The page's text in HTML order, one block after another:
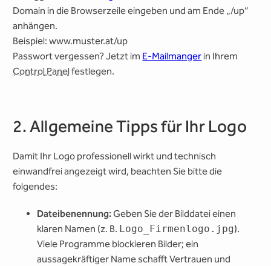
Domain in die Browserzeile eingeben und am Ende „/up“
anhängen.
Beispiel: www.muster.at/up
Passwort vergessen? Jetzt im E-Mailmanger in Ihrem
Control Panel festlegen.
2. Allgemeine Tipps für Ihr Logo
Damit Ihr Logo professionell wirkt und technisch
einwandfrei angezeigt wird, beachten Sie bitte die
folgendes:
Dateibenennung: Geben Sie der Bilddatei einen
klaren Namen (z. B. Logo_Firmenlogo.jpg).
Viele Programme blockieren Bilder; ein
aussagekräftiger Name schafft Vertrauen und